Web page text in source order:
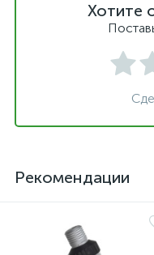
Хотите
Рекомендации